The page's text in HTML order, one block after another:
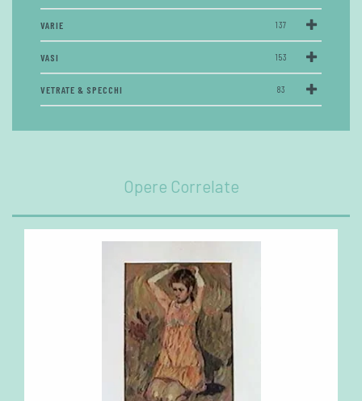
VARIE 137
VASI 153
VETRATE & SPECCHI 83
Opere Correlate